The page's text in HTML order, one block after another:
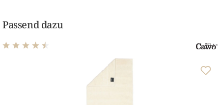
Passend dazu
Durchschnittliche Bewertung von 4.61 von 5 Sternen